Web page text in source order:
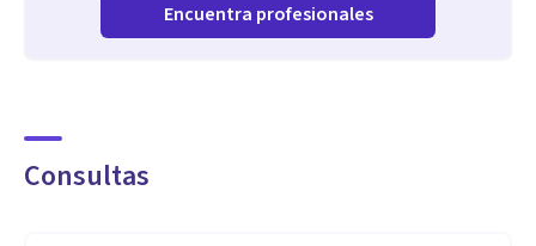
Encuentra profesionales
Consultas